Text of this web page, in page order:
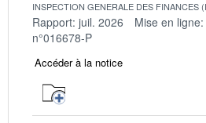
INSPECTION GENERALE DES FINANCES
Rapport: juil. 2026 Mise en
n°016678-P
Accéder à la notice